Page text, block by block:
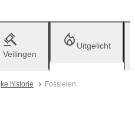
Veilingen
Uitgelicht
historie Fossielen